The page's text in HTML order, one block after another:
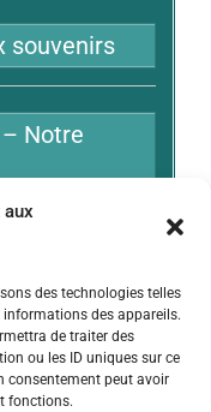
des technologies telles
des appareils.
de traiter des
ou les ID uniques sur ce
consentement peut avoir
fonctions.
souvenirs
Notre